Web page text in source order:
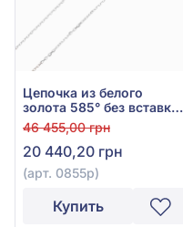
Цепочка из белого
золота 585° без вставки,
арт. 0855р
46 455,00 грн
20 440,20 грн
(арт. 0855р)
Купить